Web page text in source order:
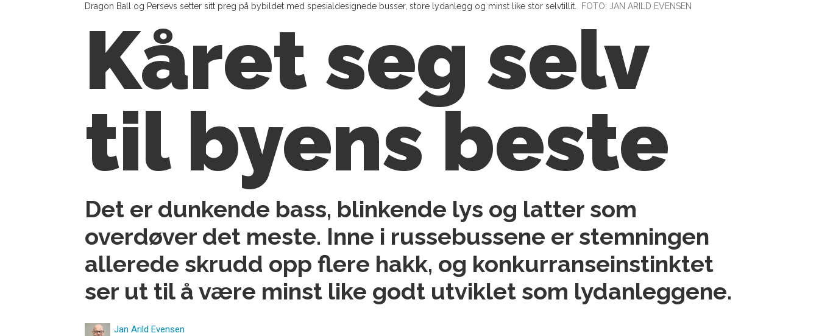
Dragon Ball og Persevs setter sitt preg på bybildet med spesialdesignede busser, store lydanlegg og minst like stor selvtillit. FOTO: JAN ARILD EVENSEN
Kåret seg selv
til byens beste
Det er dunkende bass, blinkende lys og latter som
overdøver det meste. Inne i russebussene er stemningen
allerede skrudd opp flere hakk, og konkurranseinstinktet
ser ut til å være minst like godt utviklet som lydanleggene.
Jan Arild Evensen